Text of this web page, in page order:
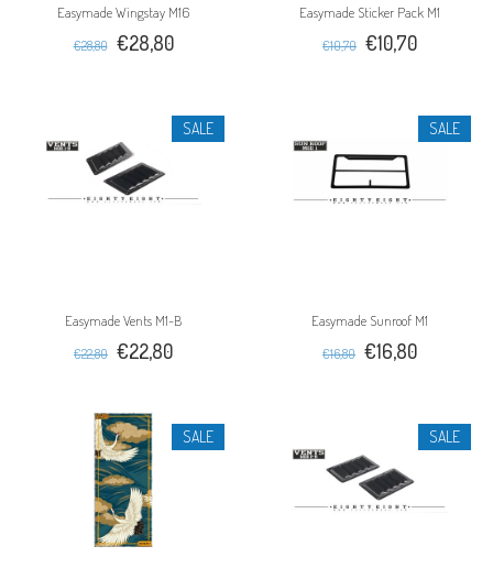
Easymade Wingstay M16
€28,80 €28,80
Easymade Sticker Pack M1
€10,70 €10,70
SALE
Easymade Vents M1-B
€22,80 €22,80
SALE
Easymade Sunroof M1
€16,80 €16,80
SALE SALE